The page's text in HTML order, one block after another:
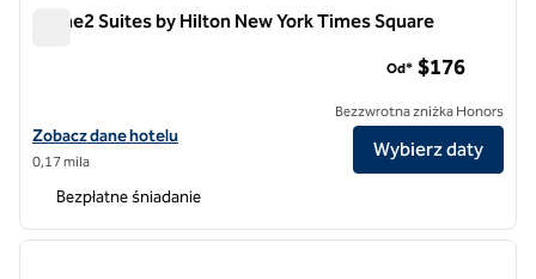
Home2 Suites by Hilton New York Times Square
Zobacz szczegóły hotelu Home2 Suites by Hilton New York Times
Zobacz dane hotelu
0,17 mila
Od* $176
Bezzwrotna zniżka Honors
Wybierz daty
Bezpłatne śniadanie
1 z 12